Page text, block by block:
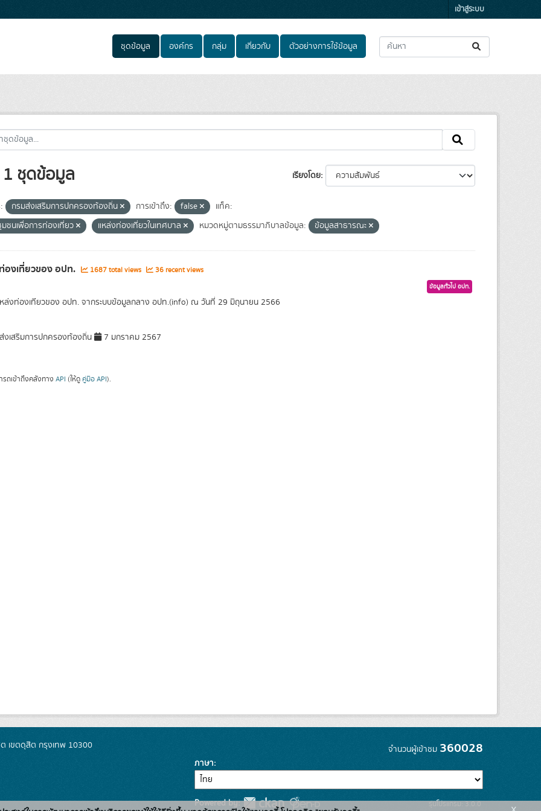
เข้าสู่ระบบ
ชุดข้อมูล องค์กร กลุ่ม เกี่ยวกับ ตัวอย่างการใช้ข้อมูล
เรียงโดย
ชุดข้อมูล
กรมส่งเสริมการปกครองท้องถิ่น การเข้าถึง: false
แท็ค:
ชนเพื่อการท่องเที่ยว
แหล่งท่องเที่ยวในเทศบาล หมวดหมู่ตามธรรมาภิบาลข้อมูล: ข้อมูลสาธารณะ
องเที่ยวของ อปท. 1687 total views 36 recent views
ข้อมูลทั่วไป อปท.
ล่งท่องเทียวของ อปท. จากระบบข้อมูลกลาง อปท.(info) ณ วันที่ 29 มิถุนายน 2566
เสริมการปกครองท้องถิ่น 7 มกราคม 2567
ถเข้าถึงคลังทาง API (ให้ดู คู่มือ API).
เขตดุสิต กรุงเทพ 10300 จำนวนผู้เข้าชม 360028
ภาษา
Powered by: รุ่นโปรแกรม: 3.0.0